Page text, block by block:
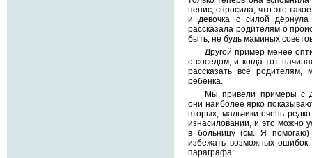
пенис, спросила, что это
и девочка с силой
рассказала родителям о
быть, не будь маминых
Другой пример менее
с соседом, и когда тот
рассказать все родителям,
ребёнка.
Мы привели примеры с
они наиболее ярко
вторых, мальчики очень
изнасиловании, и это можно
в больницу (см. Я
избежать возможных
параграфа: